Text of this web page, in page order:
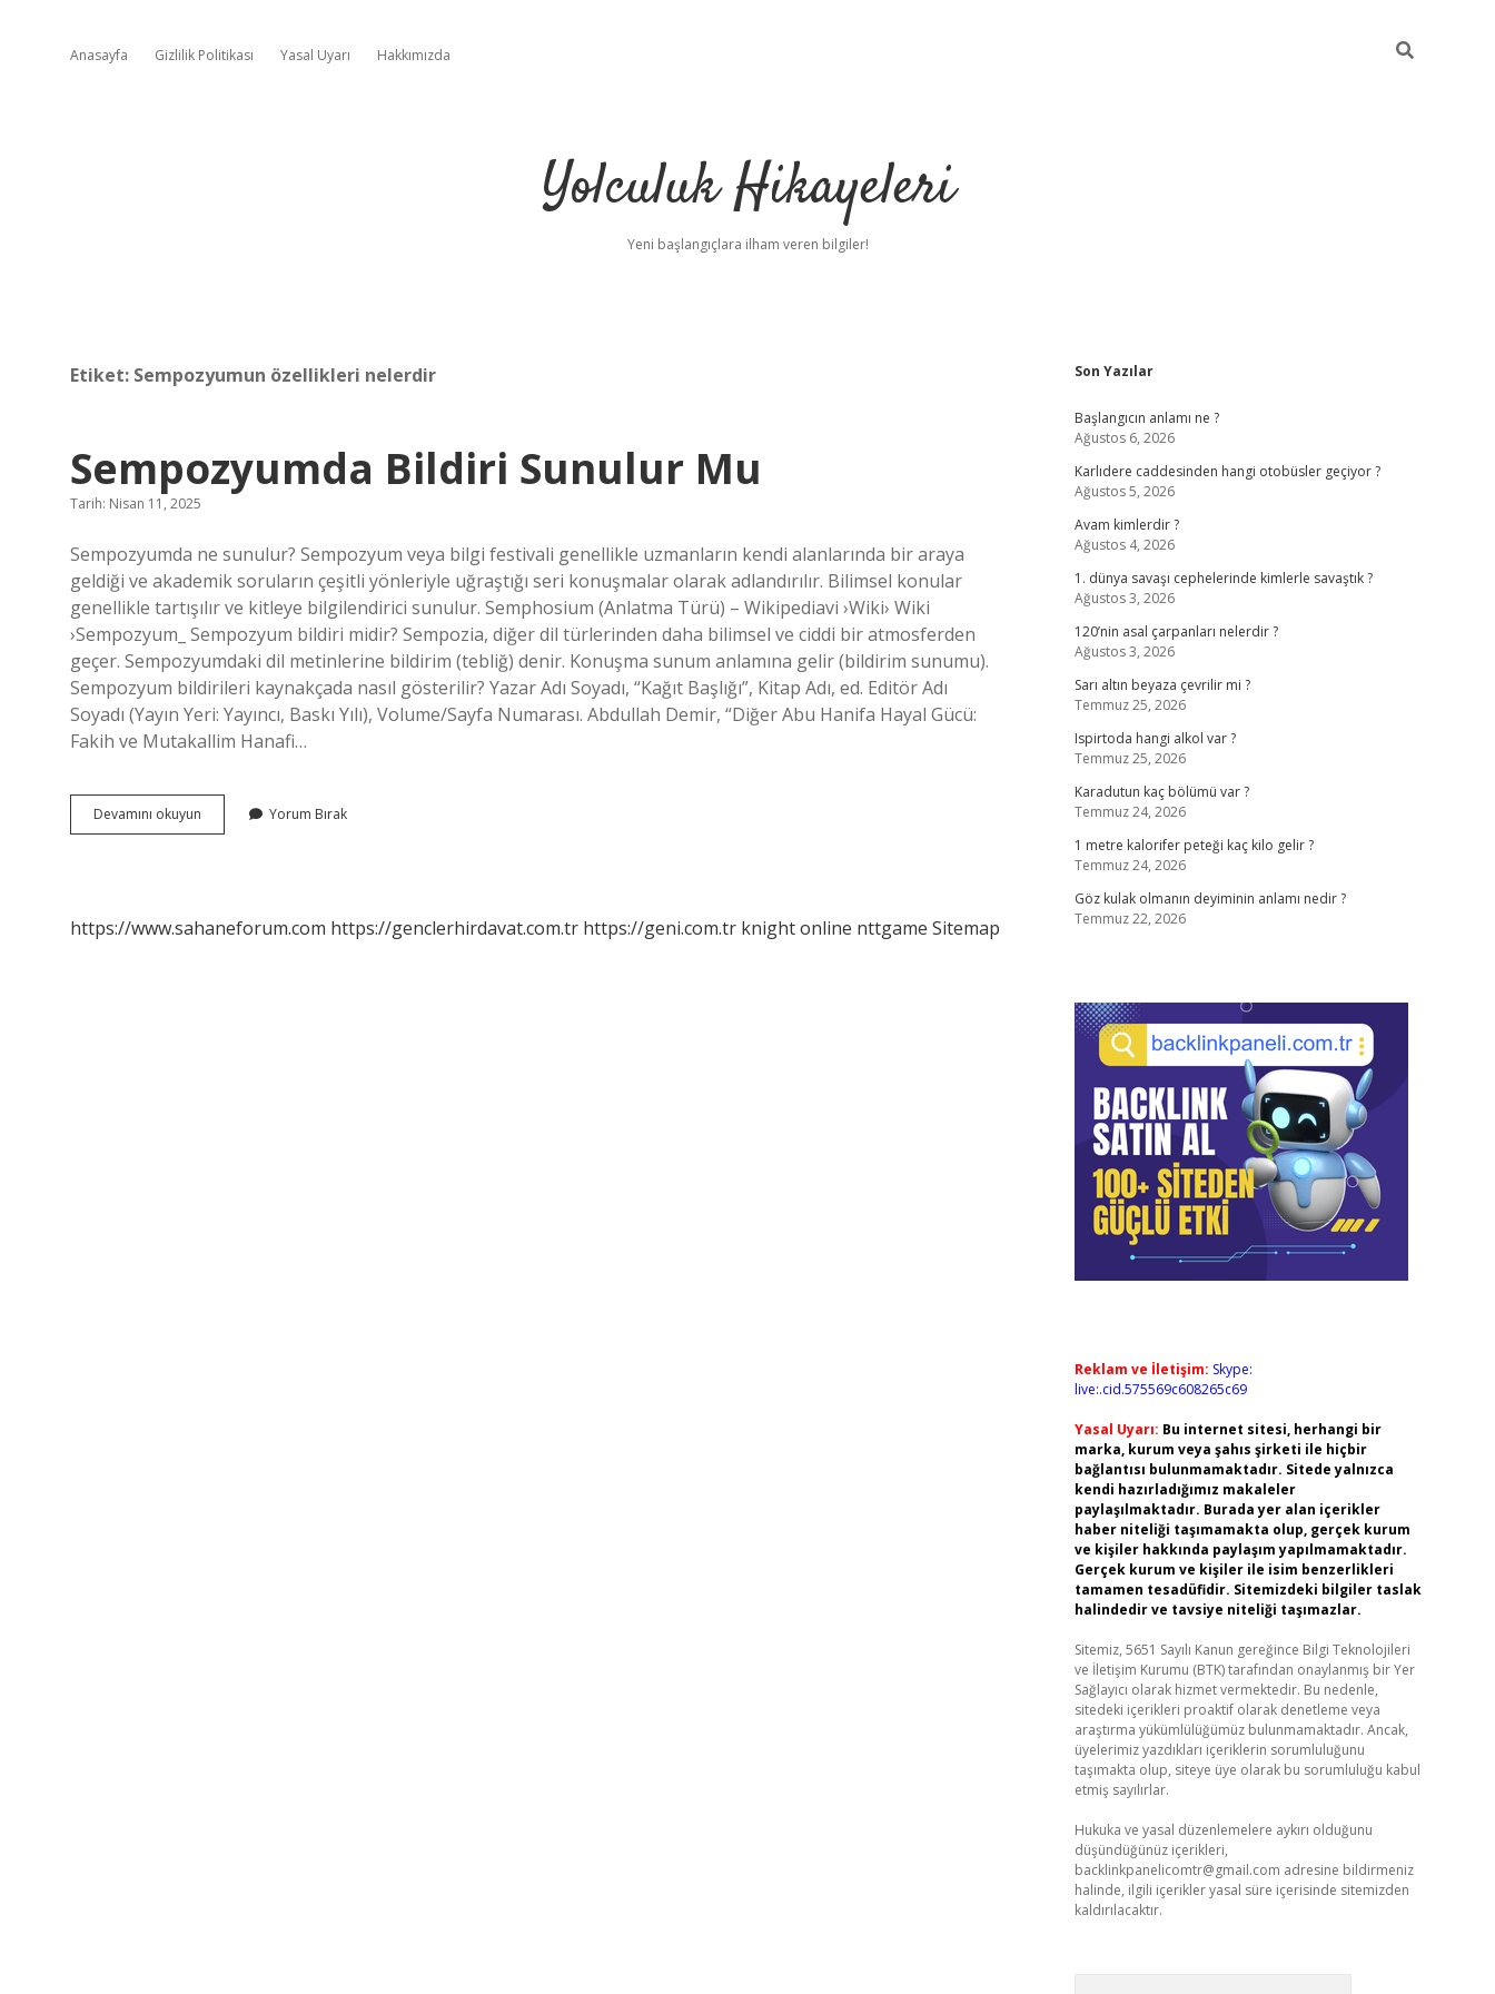
Anasayfa Gizlilik Politikası Yasal Uyarı Hakkımızda
Yolculuk Hikayeleri
Yeni başlangıçlara ilham veren bilgiler!
Etiket: Sempozyumun özellikleri nelerdir
Sempozyumda Bildiri Sunulur Mu
Tarih: Nisan 11, 2025
Sempozyumda ne sunulur? Sempozyum veya bilgi festivali genellikle uzmanların kendi alanlarında bir araya
geldiği ve akademik soruların çeşitli yönleriyle uğraştığı seri konuşmalar olarak adlandırılır. Bilimsel konular
genellikle tartışılır ve kitleye bilgilendirici sunulur. Semphosium (Anlatma Türü) – Wikipediavi ›Wiki› Wiki
›Sempozyum_ Sempozyum bildiri midir? Sempozia, diğer dil türlerinden daha bilimsel ve ciddi bir atmosferden
geçer. Sempozyumdaki dil metinlerine bildirim (tebliğ) denir. Konuşma sunum anlamına gelir (bildirim sunumu).
Sempozyum bildirileri kaynakçada nasıl gösterilir? Yazar Adı Soyadı, “Kağıt Başlığı”, Kitap Adı, ed. Editör Adı
Soyadı (Yayın Yeri: Yayıncı, Baskı Yılı), Volume/Sayfa Numarası. Abdullah Demir, “Diğer Abu Hanifa Hayal Gücü:
Fakih ve Mutakallim Hanafi…
Devamını okuyun Sempozyumda
Bildiri
Yorum Bırak
https://www.sahaneforum.com https://genclerhirdavat.com.tr https://geni.com.tr knight online nttgame Sitemap
Sidebar
Son Yazılar
Başlangıcın anlamı ne ?
Ağustos 6, 2026
Karlıdere caddesinden hangi otobüsler geçiyor ?
Ağustos 5, 2026
Avam kimlerdir ?
Ağustos 4, 2026
1. dünya savaşı cephelerinde kimlerle savaştık ?
Ağustos 3, 2026
120’nin asal çarpanları nelerdir ?
Ağustos 3, 2026
Sarı altın beyaza çevrilir mi ?
Temmuz 25, 2026
Ispirtoda hangi alkol var ?
Temmuz 25, 2026
Karadutun kaç bölümü var ?
Temmuz 24, 2026
1 metre kalorifer peteği kaç kilo gelir ?
Temmuz 24, 2026
Göz kulak olmanın deyiminin anlamı nedir ?
Temmuz 22, 2026
Reklam ve İletişim: Skype:
live:.cid.575569c608265c69
Yasal Uyarı: Bu internet sitesi, herhangi bir
marka, kurum veya şahıs şirketi ile hiçbir
bağlantısı bulunmamaktadır. Sitede yalnızca
kendi hazırladığımız makaleler
paylaşılmaktadır. Burada yer alan içerikler
haber niteliği taşımamakta olup, gerçek kurum
ve kişiler hakkında paylaşım yapılmamaktadır.
Gerçek kurum ve kişiler ile isim benzerlikleri
tamamen tesadüfidir. Sitemizdeki bilgiler taslak
halindedir ve tavsiye niteliği taşımazlar.
Sitemiz, 5651 Sayılı Kanun gereğince Bilgi Teknolojileri
ve İletişim Kurumu (BTK) tarafından onaylanmış bir Yer
Sağlayıcı olarak hizmet vermektedir. Bu nedenle,
sitedeki içerikleri proaktif olarak denetleme veya
araştırma yükümlülüğümüz bulunmamaktadır. Ancak,
üyelerimiz yazdıkları içeriklerin sorumluluğunu
taşımakta olup, siteye üye olarak bu sorumluluğu kabul
etmiş sayılırlar.
Hukuka ve yasal düzenlemelere aykırı olduğunu
düşündüğünüz içerikleri,
backlinkpanelicomtr@gmail.com adresine bildirmeniz
halinde, ilgili içerikler yasal süre içerisinde sitemizden
kaldırılacaktır.
betexper giriş